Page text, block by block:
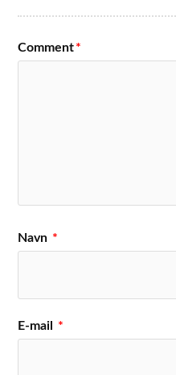
Comment*
Navn *
E-mail *